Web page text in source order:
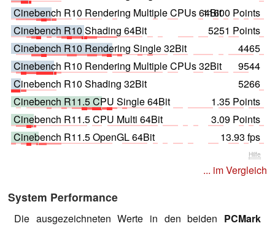
Cinebench R10 Rendering Multiple CPUs 64Bit11600 Points
Cinebench R10 Shading 64Bit
5251 Points
Cinebench R10 Rendering Single 32Bit
4465
Cinebench R10 Rendering Multiple CPUs 32Bit
9544
Cinebench R10 Shading 32Bit
5266
Cinebench R11.5 CPU Single 64Bit
1.35 Points
Cinebench R11.5 CPU Multi 64Bit
3.09 Points
Cinebench R11.5 OpenGL 64Bit
13.93 fps
Hilfe
... im Vergleich
System Performance
Die ausgezeichneten Werte in den beiden PCMark